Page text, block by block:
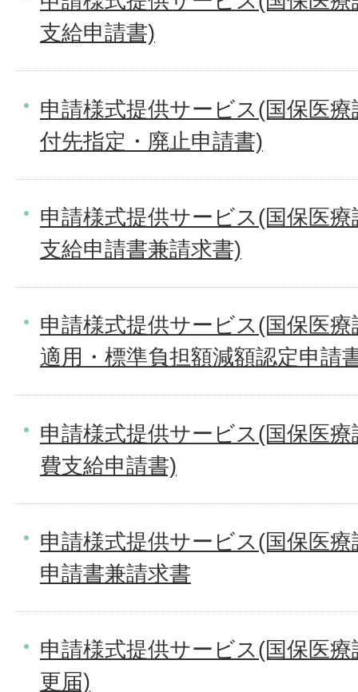
支給申請書)
申請様式提供サービス(国保医
付先指定・廃止申請書)
申請様式提供サービス(国保医
支給申請書兼請求書)
申請様式提供サービス(国保医
適用・標準負担額減額認定申請
申請様式提供サービス(国保医
費支給申請書)
申請様式提供サービス(国保医
申請書兼請求書
申請様式提供サービス(国保医
更届)